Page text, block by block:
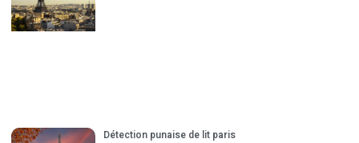
Détection punaise de lit paris